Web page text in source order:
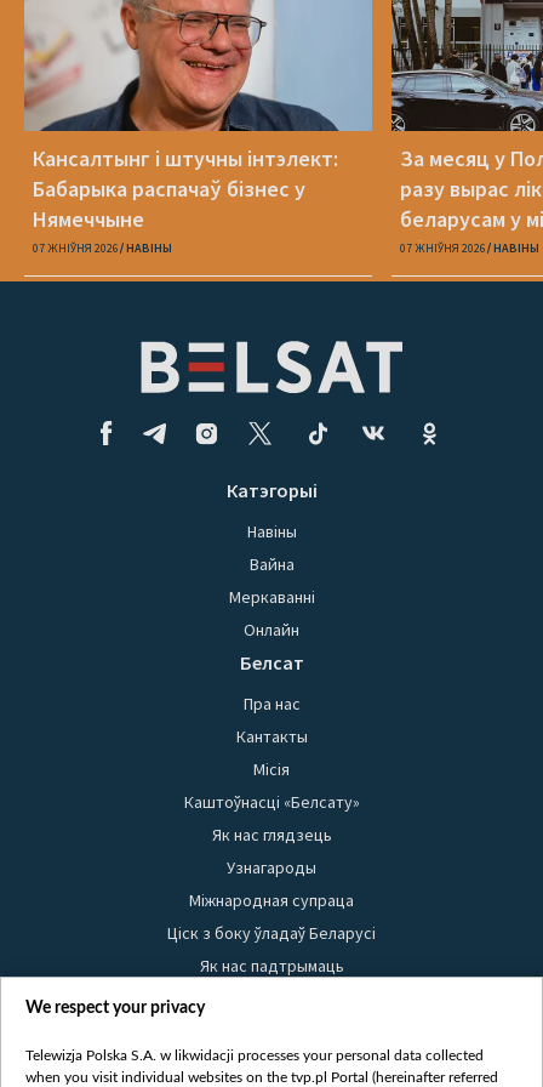
Кансалтынг і штучны інтэлект:
Бабарыка распачаў бізнес у
Нямеччыне
07 ЖНІЎНЯ 2026 НАВІНЫ
За месяц у
разу вырас
беларусам у
абароне
07 ЖНІЎНЯ 2026 НАВІНЫ
Катэгорыі
Навіны
Вайна
Меркаванні
Онлайн
Белсат
Пра нас
Кантакты
Місія
Каштоўнасці «Белсату»
Як нас глядзець
Узнагароды
Міжнародная супраца
Ціск з боку ўладаў Беларусі
Як нас падтрымаць
Правілы выкарыстання матэрыялаў
Бяспека
We respect your privacy
Telewizja Polska S.A. w likwidacji processes your personal data collected
when you visit individual websites on the tvp.pl Portal (hereinafter referred